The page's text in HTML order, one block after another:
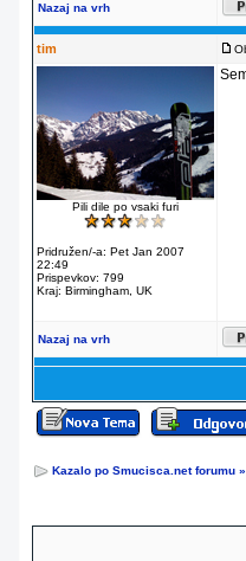
Nazaj na vrh
tim
Pili dile po vsaki furi
Pridružen/-a: Pet Jan 2007
22:49
Prispevkov: 799
Kraj: Birmingham, UK
Nazaj na vrh
Kazalo po Smucisca.net forumu »